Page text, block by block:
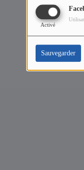
Activé
Sauvegarder